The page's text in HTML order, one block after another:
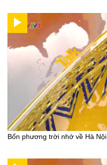
Bốn phương trời nhớ về Hà Nội